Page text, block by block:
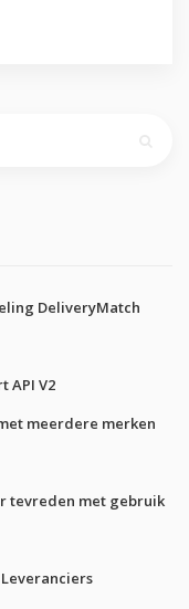
DeliveryMatch
API V2
meerdere merken
tevreden met gebruik